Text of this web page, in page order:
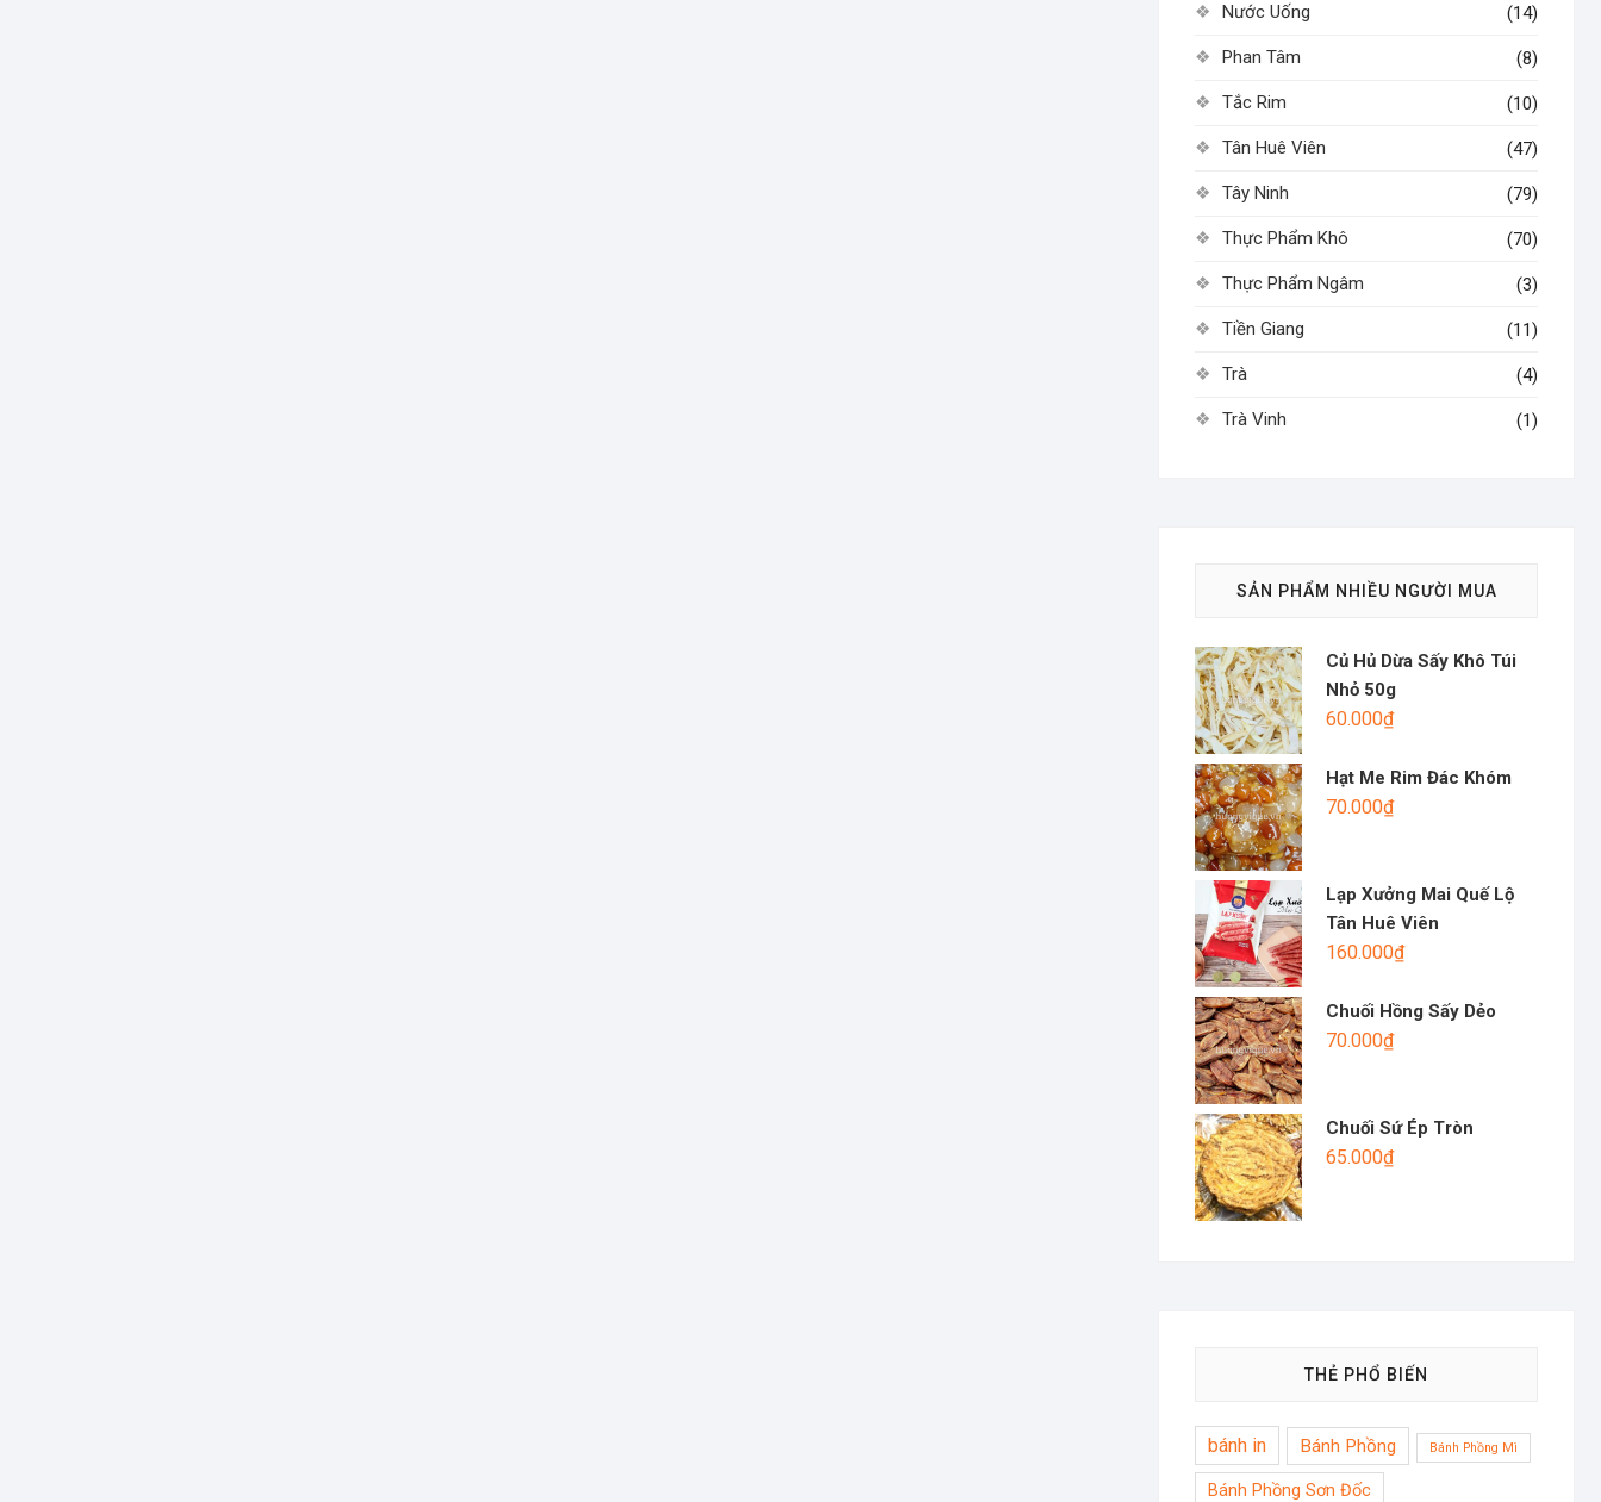
Nước Uống (14)
Phan Tâm (8)
Tắc Rim (10)
Tân Huê Viên (47)
Tây Ninh (79)
Thực Phẩm Khô (70)
Thực Phẩm Ngâm (3)
Tiền Giang (11)
Trà (4)
Trà Vinh (1)
SẢN PHẨM NHIỀU NGƯỜI MUA
Củ Hủ Dừa Sấy Khô Túi
Nhỏ 50g
60.000₫
Hạt Me Rim Đác Khóm
70.000₫
Lạp Xưởng Mai Quế Lộ
Tân Huê Viên
160.000₫
Chuối Hồng Sấy Dẻo
70.000₫
Chuối Sứ Ép Tròn
65.000₫
THẺ PHỔ BIẾN
bánh in Bánh Phồng Bánh Phồng Mì
Bánh Phồng Sơn Đốc